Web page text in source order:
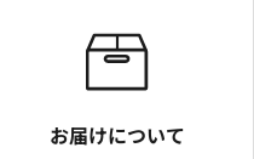
お届けについて